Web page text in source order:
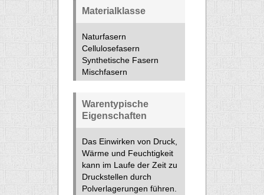
Materialklasse
Naturfasern
Cellulosefasern
Synthetische Fasern
Mischfasern
Warentypische
Eigenschaften
Das Einwirken von Druck,
Wärme und Feuchtigkeit
kann im Laufe der Zeit zu
Druckstellen durch
Polverlagerungen führen.